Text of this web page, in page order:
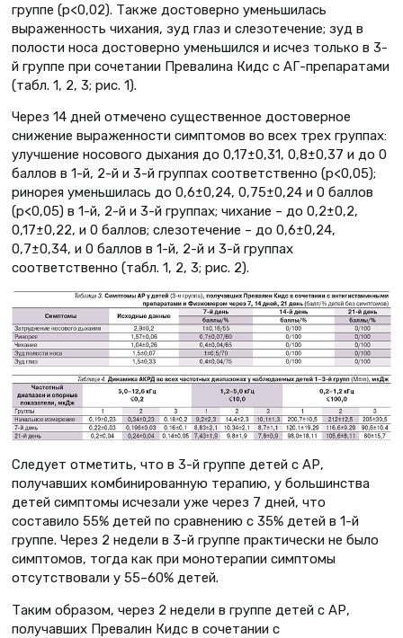
группе (р<0,02). Также достоверно уменьшилась
выраженность чихания, зуд глаз и слезотечение; зуд в
полости носа достоверно уменьшился и исчез только в 3-
й группе при сочетании Превалина Кидс с АГ-препаратами
(табл. 1, 2, 3; рис. 1).
Через 14 дней отмечено существенное достоверное
снижение выраженности симптомов во всех трех группах:
улучшение носового дыхания до 0,17±0,31, 0,8±0,37 и до 0
баллов в 1-й, 2-й и 3-й группах соответственно (р<0,05);
ринорея уменьшилась до 0,6±0,24, 0,75±0,24 и 0 баллов
(р<0,05) в 1-й, 2-й и 3-й группах; чихание – до 0,2±0,2,
0,17±0,22, и 0 баллов; слезотечение – до 0,6±0,24,
0,7±0,34, и 0 баллов в 1-й, 2-й и 3-й группах
соответственно (табл. 1, 2, 3; рис. 2).
Следует отметить, что в 3-й группе детей с АР,
получавших комбинированную терапию, у большинства
детей симптомы исчезали уже через 7 дней, что
составило 55% детей по сравнению с 35% детей в 1-й
группе. Через 2 недели в 3-й группе практически не было
симптомов, тогда как при монотерапии симптомы
отсутствовали у 55–60% детей.
Таким образом, через 2 недели в группе детей с АР,
получавших Превалин Кидс в сочетании с